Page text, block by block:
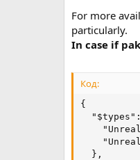
For more
particularly.
In case if
Код:
{
  },